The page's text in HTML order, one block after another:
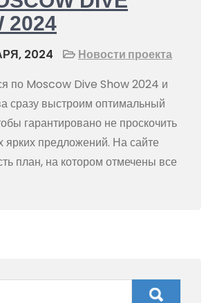
2024
2024
Новости проекта
по Moscow Dive Show 2024 и
сразу выстроим оптимальный
гарантировано не проскочить
предложений. На сайте
план, на котором отмечены все